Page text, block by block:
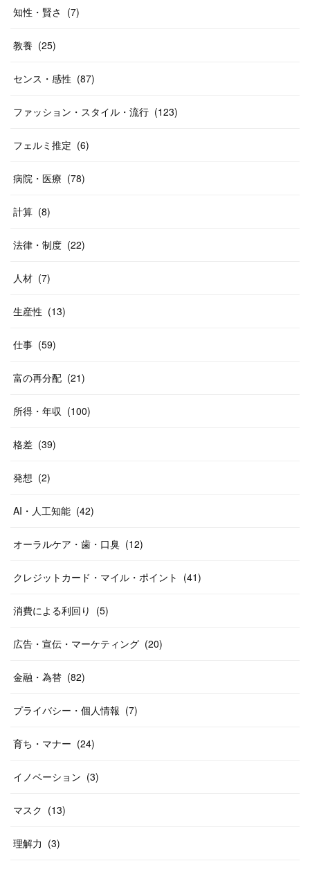
知性・賢さ (7)
教養 (25)
センス・感性 (87)
ファッション・スタイル・流行 (123)
フェルミ推定 (6)
病院・医療 (78)
計算 (8)
法律・制度 (22)
人材 (7)
生産性 (13)
仕事 (59)
富の再分配 (21)
所得・年収 (100)
格差 (39)
発想 (2)
AI・人工知能 (42)
オーラルケア・歯・口臭 (12)
クレジットカード・マイル・ポイント (41)
消費による利回り (5)
広告・宣伝・マーケティング (20)
金融・為替 (82)
プライバシー・個人情報 (7)
育ち・マナー (24)
イノベーション (3)
マスク (13)
理解力 (3)